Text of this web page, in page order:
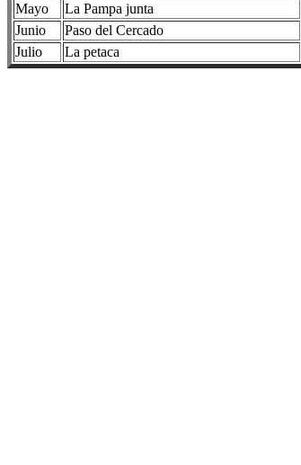
Mayo
La Pampa junta
Junio
Paso del Cercado
Julio
La petaca